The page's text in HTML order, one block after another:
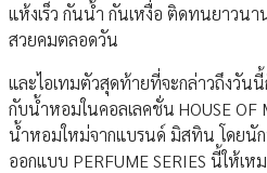
แห้งเร็ว กันน้ำ กันเหงื่อ ติดทนยาวน
สวยคมตลอดวัน
และไอเทมตัวสุดท้ายที่จะกล่าวถึงวั
กับน้ำหอมในคอลเลคชั่น HOUSE OF
นํ้าหอมใหม่จากแบรนด์ มิสทิน โดยนั
ออกแบบ PERFUME SERIES นี้ให้เ